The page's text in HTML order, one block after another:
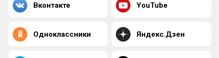
Вконтакте YouTube
Одноклассники Яндекс.Дзен